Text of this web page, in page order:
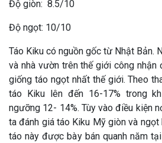
Độ giòn: 8.5/10
Độ ngọt: 10/10
Táo Kiku có nguồn gốc từ Nhật Bản.
và nhà vườn trên thế giới công nhận
giống táo ngọt nhất thế giới. Theo
táo Kiku lên đến 16-17% trong
ngưỡng 12- 14%. Tùy vào điều kiện
ta đánh giá táo Kiku Mỹ giòn và
táo này được bày bán quanh năm